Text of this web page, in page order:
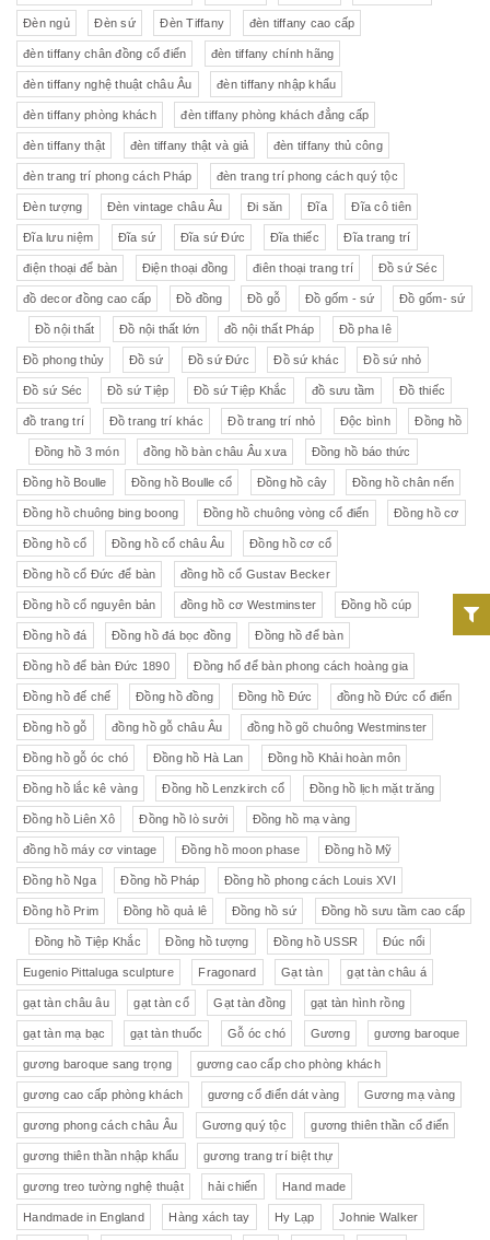
Đèn ngủ Đèn sứ Đèn Tiffany đèn tiffany cao cấp
đèn tiffany chân đồng cổ điển đèn tiffany chính hãng
đèn tiffany nghệ thuật châu Âu đèn tiffany nhập khẩu
đèn tiffany phòng khách đèn tiffany phòng khách đẳng cấp
đèn tiffany thật đèn tiffany thật và giả đèn tiffany thủ công
đèn trang trí phong cách Pháp đèn trang trí phong cách quý tộc
Đèn tượng Đèn vintage châu Âu Đi săn Đĩa Đĩa cô tiên
Đĩa lưu niệm Đĩa sứ Đĩa sứ Đức Đĩa thiếc Đĩa trang trí
điện thoại để bàn Điện thoại đồng điên thoại trang trí Đồ sứ Séc
đồ decor đồng cao cấp Đồ đồng Đồ gỗ Đồ gốm - sứ Đồ gốm- sứ
Đồ nội thất Đồ nội thất lớn đồ nội thất Pháp Đồ pha lê
Đồ phong thủy Đồ sứ Đồ sứ Đức Đồ sứ khác Đồ sứ nhỏ
Đồ sứ Séc Đồ sứ Tiệp Đồ sứ Tiệp Khắc đồ sưu tầm Đồ thiếc
đồ trang trí Đồ trang trí khác Đồ trang trí nhỏ Độc bình Đồng hồ
Đồng hồ 3 món đồng hồ bàn châu Âu xưa Đồng hồ báo thức
Đồng hồ Boulle Đồng hồ Boulle cổ Đồng hồ cây Đồng hồ chân nến
Đồng hồ chuông bing boong Đồng hồ chuông vòng cổ điển Đồng hồ cơ
Đồng hồ cổ Đồng hồ cổ châu Âu Đồng hồ cơ cổ
Đồng hồ cổ Đức để bàn đồng hồ cổ Gustav Becker
Đồng hồ cổ nguyên bản đồng hồ cơ Westminster Đồng hồ cúp
Đồng hồ đá Đồng hồ đá bọc đồng Đồng hồ để bàn
Đồng hồ để bàn Đức 1890 Đồng hổ để bàn phong cách hoàng gia
Đồng hồ đế chế Đồng hồ đồng Đồng hồ Đức đồng hồ Đức cổ điển
Đồng hồ gỗ đồng hồ gỗ châu Âu đồng hồ gõ chuông Westminster
Đồng hồ gỗ óc chó Đồng hồ Hà Lan Đồng hồ Khải hoàn môn
Đồng hồ lắc kê vàng Đồng hồ Lenzkirch cổ Đồng hồ lịch mặt trăng
Đồng hồ Liên Xô Đồng hồ lò sưởi Đồng hồ mạ vàng
đồng hồ máy cơ vintage Đồng hồ moon phase Đồng hồ Mỹ
Đồng hồ Nga Đồng hồ Pháp Đồng hồ phong cách Louis XVI
Đồng hồ Prim Đồng hồ quả lê Đồng hồ sứ Đồng hồ sưu tầm cao cấp
Đồng hồ Tiệp Khắc Đồng hồ tượng Đồng hồ USSR Đúc nổi
Eugenio Pittaluga sculpture Fragonard Gạt tàn gạt tàn châu á
gạt tàn châu âu gạt tàn cổ Gạt tàn đồng gạt tàn hình rồng
gạt tàn mạ bạc gạt tàn thuốc Gỗ óc chó Gương gương baroque
gương baroque sang trọng gương cao cấp cho phòng khách
gương cao cấp phòng khách gương cổ điển dát vàng Gương mạ vàng
gương phong cách châu Âu Gương quý tộc gương thiên thần cổ điển
gương thiên thần nhập khẩu gương trang trí biệt thự
gương treo tường nghệ thuật hải chiến Hand made
Handmade in England Hàng xách tay Hy Lạp Johnie Walker